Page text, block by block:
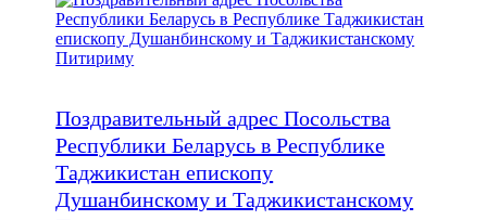
Поздравительный адрес Посольства
Республики Беларусь в Республике
Таджикистан епископу
Душанбинскому и Таджикистанскому